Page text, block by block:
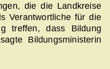
die die Landkreise
Verantwortliche für die
treffen, dass Bildung
Bildungsministerin